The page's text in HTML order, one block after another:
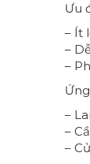
Ưu
– Ít
–
–
–
–
–